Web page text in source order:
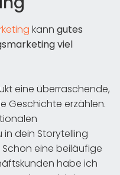
kann gutes
viel
eine überraschende,
Geschichte erzählen.
dein Storytelling
eine beiläufige
habe ich